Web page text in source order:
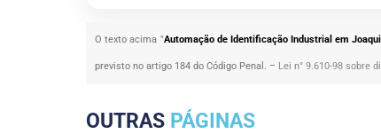
O texto acima "Automação de Identificação Industrial em
previsto no artigo 184 do Código Penal. – Lei n° 9.610-98 sobre
OUTRAS PÁGINAS